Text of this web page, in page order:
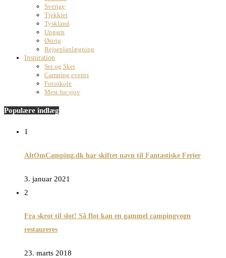
Sverige
Tjekkiet
Tyskland
Ungarn
Østrig
Rejseplanlægning
Inspiration
Set og Sket
Camping events
Fotoskole
Mest for sjov
Populære indlæg
1
AltOmCamping.dk har skiftet navn til Fantastiske Ferier
3. januar 2021
2
Fra skrot til slot! Så flot kan en gammel campingvogn
restaureres
23. marts 2018